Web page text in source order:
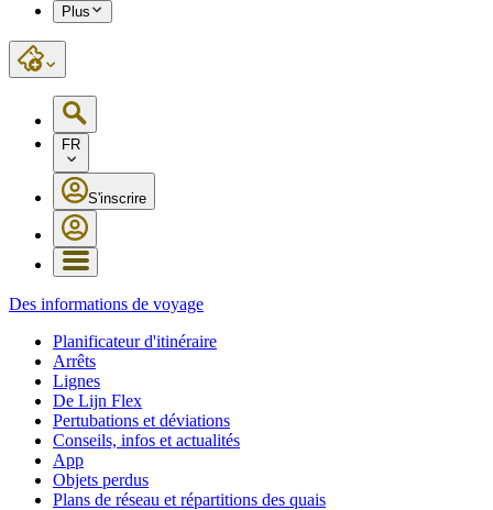
Plus
FR
S'inscrire
Des informations de voyage
Planificateur d'itinéraire
Arrêts
Lignes
De Lijn Flex
Pertubations et déviations
Conseils, infos et actualités
App
Objets perdus
Plans de réseau et répartitions des quais